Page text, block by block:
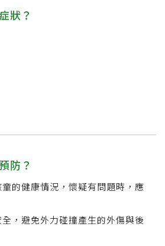
狀？
防？
的健康情況，懷疑有問題時，應
，避免外力碰撞產生的外傷與後